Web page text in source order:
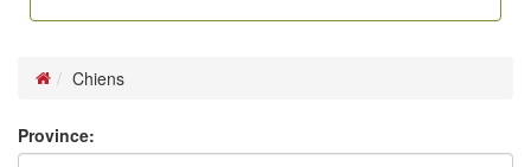
Chiens
Province: